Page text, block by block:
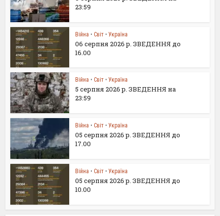
23:59
Війна • Світ • Україна
06 серпня 2026 р. ЗВЕДЕННЯ до
16.00
Війна • Світ • Україна
5 серпня 2026 р. ЗВЕДЕННЯ на
23:59
Війна • Світ • Україна
05 серпня 2026 р. ЗВЕДЕННЯ до
17.00
Війна • Світ • Україна
05 серпня 2026 р. ЗВЕДЕННЯ до
10.00